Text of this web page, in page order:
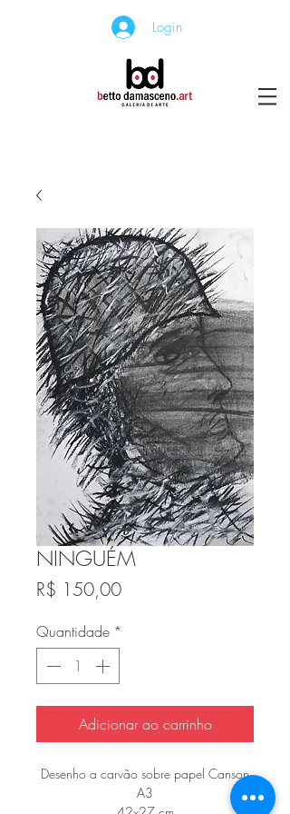
Login
NINGUÉM
R$ 150,00Preço
Quantidade *
Adicionar ao carrinho
Desenho a carvão sobre papel Canson
A3